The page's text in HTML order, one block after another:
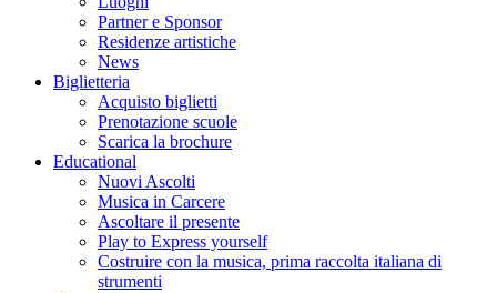
Partner e Sponsor
Residenze artistiche
News
Biglietteria
Acquisto biglietti
Prenotazione scuole
Scarica la brochure
Educational
Nuovi Ascolti
Musica in Carcere
Ascoltare il presente
Play to Express yourself
Costruire con la musica, prima raccolta italiana di
strumenti